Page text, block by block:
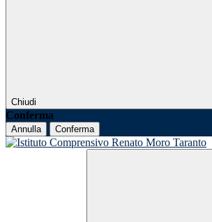
Chiudi
Conferma
Annulla Conferma